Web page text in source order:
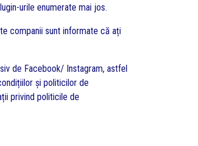
urile enumerate mai jos.
companii sunt informate că ați
de Facebook/ Instagram, astfel
și politicilor de
privind politicile de